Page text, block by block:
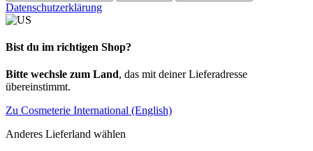
Datenschutzerklärung
Bist du im richtigen Shop?
Bitte wechsle zum Land, das mit deiner Lieferadresse
übereinstimmt.
Zu Cosmeterie International (English)
Anderes Lieferland wählen